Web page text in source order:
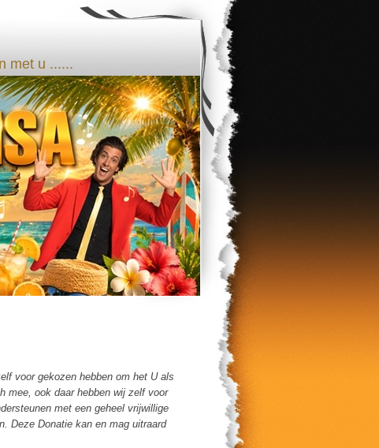
met u ......
voor gekozen hebben om het U als
mee, ook daar hebben wij zelf voor
met een geheel vrijwillige
Deze Donatie kan en mag uitraard